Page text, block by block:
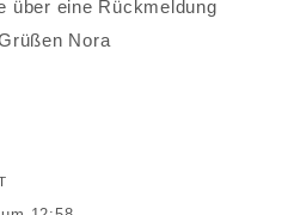
über eine Rückmeldung
Nora